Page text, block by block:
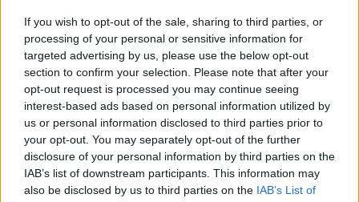
If you wish to opt-out of the sale, sharing to third parties, or
processing of your personal or sensitive information for
targeted advertising by us, please use the below opt-out
section to confirm your selection. Please note that after your
opt-out request is processed you may continue seeing
interest-based ads based on personal information utilized by
us or personal information disclosed to third parties prior to
your opt-out. You may separately opt-out of the further
disclosure of your personal information by third parties on the
IAB’s list of downstream participants. This information may
also be disclosed by us to third parties on the IAB’s List of
hotelov nad cenami, omejeval konkurenco in
odvračal goste od neposrednih rezervacij.
Hotelirji po navedbah HOTREC zahtevajo odškodnino
za obdobje od 2004 do 2024.
Booking.com medtem tožbi nasprotuje in očitke
zavrača.